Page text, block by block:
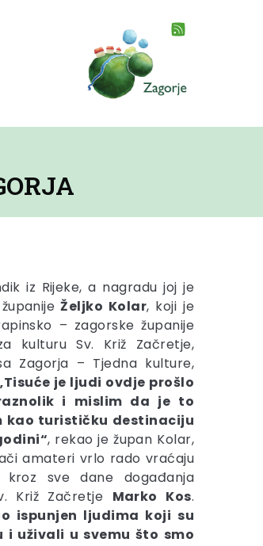
iz Rijeke, a nagradu joj je
Željko Kolar, koji je
– zagorske županije
kulturu Sv. Križ Začretje,
Zagorja – Tjedna kulture,
je ljudi ovdje prošlo
i mislim da je to
kao turističku destinaciju
, rekao je župan Kolar,
amateri vrlo rado vraćaju
kroz sve dane događanja
Križ Začretje Marko Kos.
ispunjen ljudima koji su
uživali u svemu što smo